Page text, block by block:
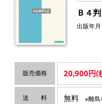
Ｂ４
出版年
販売価格 20,900円(
送 料 無料 ※離島